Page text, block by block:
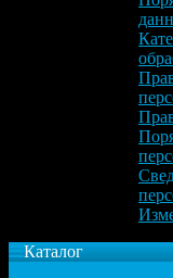
Каталог